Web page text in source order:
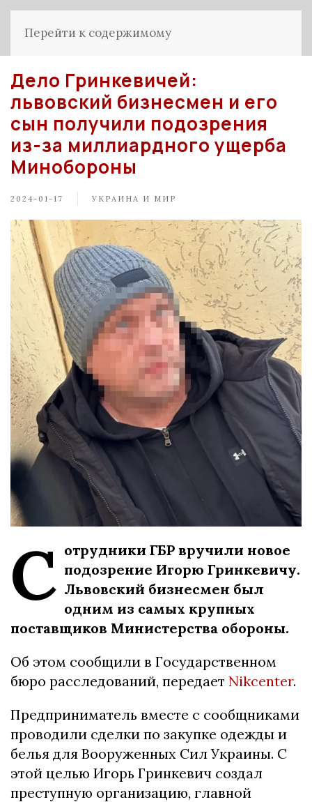
Перейти к содержимому
Дело Гринкевичей:
львовский бизнесмен и его
сын получили подозрения
из-за миллиардного ущерба
Минобороны
2024-01-17 УКРАИНА И МИР
С отрудники ГБР вручили новое
подозрение Игорю Гринкевичу.
Львовский бизнесмен был
одним из самых крупных
поставщиков Министерства обороны.
Об этом сообщили в Государственном
бюро расследований, передает Nikcenter.
Предприниматель вместе с сообщниками
проводили сделки по закупке одежды и
белья для Вооруженных Сил Украины. С
этой целью Игорь Гринкевич создал
преступную организацию, главной